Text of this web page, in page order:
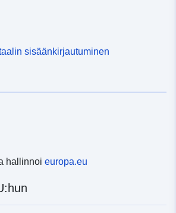
sisäänkirjautuminen
hallinnoi europa.eu